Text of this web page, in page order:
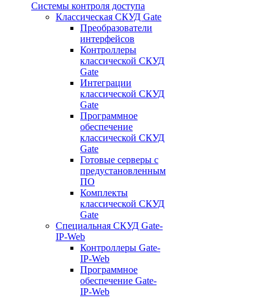
Системы контроля доступа
Классическая СКУД Gate
Преобразователи
интерфейсов
Контроллеры
классической СКУД
Gate
Интеграции
классической СКУД
Gate
Программное
обеспечение
классической СКУД
Gate
Готовые серверы с
предустановленным
ПО
Комплекты
классической СКУД
Gate
Специальная СКУД Gate-
IP-Web
Контроллеры Gate-
IP-Web
Программное
обеспечение Gate-
IP-Web